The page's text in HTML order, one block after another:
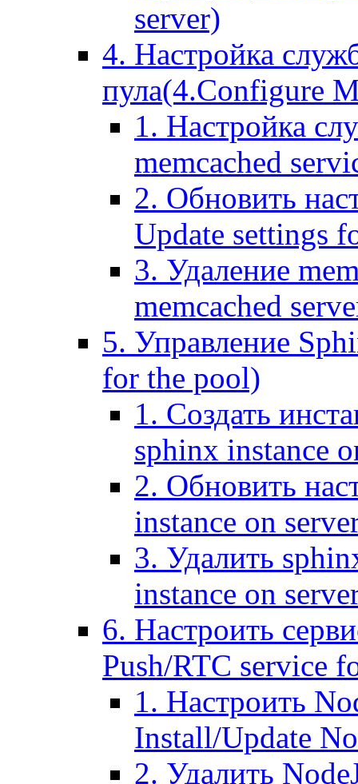
server)
4. Настройка
пула(4.Configure
1. Настройка
memcached
2. Обновить
Update settings
3. Удаление
memcached
5. Управление
for the pool)
1. Создать
sphinx instance
2. Обновить
instance on
3. Удалить
instance on
6. Настроить
Push/RTC service
1. Настроить
Install/Update
2. Удалить